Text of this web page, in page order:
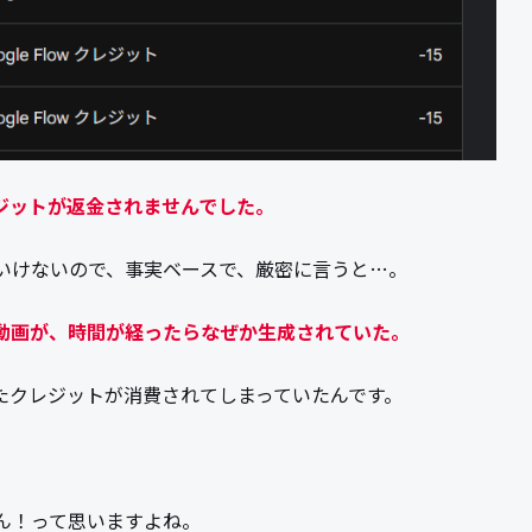
トが返金されませんでした。
ないので、事実ベースで、厳密に言うと…。
が、時間が経ったらなぜか生成されていた。
レジットが消費されてしまっていたんです。
って思いますよね。